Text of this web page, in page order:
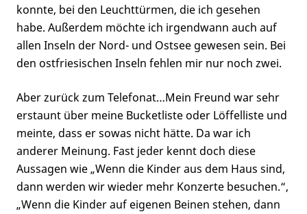
konnte, bei den Leuchttürmen, die ich gesehen
habe. Außerdem möchte ich irgendwann auch auf
allen Inseln der Nord- und Ostsee gewesen sein. Bei
den ostfriesischen Inseln fehlen mir nur noch zwei.
Aber zurück zum Telefonat…Mein Freund war sehr
erstaunt über meine Bucketliste oder Löffelliste und
meinte, dass er sowas nicht hätte. Da war ich
anderer Meinung. Fast jeder kennt doch diese
Aussagen wie „Wenn die Kinder aus dem Haus sind,
dann werden wir wieder mehr Konzerte besuchen.“,
„Wenn die Kinder auf eigenen Beinen stehen, dann